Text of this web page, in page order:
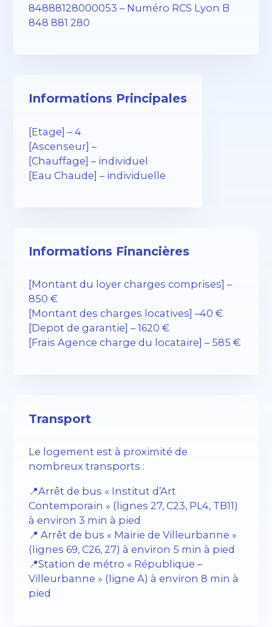
84888128000053 – Numéro RCS Lyon B
848 881 280
Informations Principales
[Etage] – 4
[Ascenseur] –
[Chauffage] – individuel
[Eau Chaude] – individuelle
Informations Financières
[Montant du loyer charges comprises] –
850 €
[Montant des charges locatives] –40 €
[Depot de garantie] – 1620 €
[Frais Agence charge du locataire] – 585 €
Transport
Le logement est à proximité de
nombreux transports :
📍Arrêt de bus « Institut d’Art
Contemporain » (lignes 27, C23, PL4, TB11)
à environ 3 min à pied
📍 Arrêt de bus « Mairie de Villeurbanne »
(lignes 69, C26, 27) à environ 5 min à pied
📍Station de métro « République –
Villeurbanne » (ligne A) à environ 8 min à
pied